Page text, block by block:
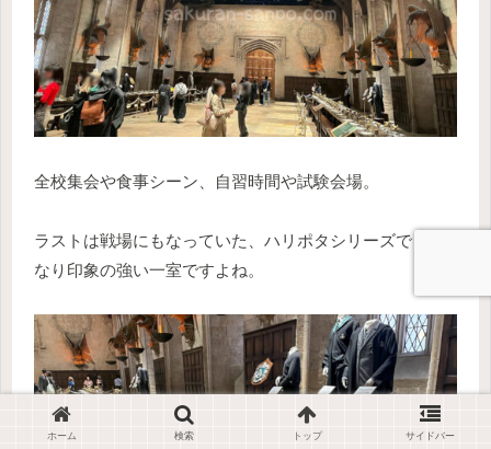
全校集会や食事シーン、自習時間や試験会場。
ラストは戦場にもなっていた、ハリポタシリーズでもか
なり印象の強い一室ですよね。
ホーム 検索 トップ サイドバー